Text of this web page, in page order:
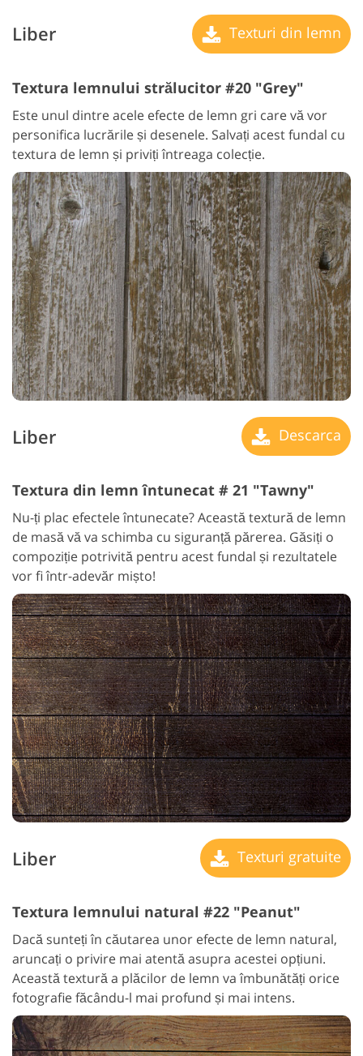
Liber Texturi din lemn
Textura lemnului strălucitor #20 "Grey"
Este unul dintre acele efecte de lemn gri care vă vor
personifica lucrările și desenele. Salvați acest fundal cu
textura de lemn și priviți întreaga colecție.
Liber Descarca
Textura din lemn întunecat # 21 "Tawny"
Nu-ți plac efectele întunecate? Această textură de lemn
de masă vă va schimba cu siguranță părerea. Găsiți o
compoziție potrivită pentru acest fundal și rezultatele
vor fi într-adevăr mișto!
Liber Texturi gratuite
Textura lemnului natural #22 "Peanut"
Dacă sunteți în căutarea unor efecte de lemn natural,
aruncați o privire mai atentă asupra acestei opțiuni.
Această textură a plăcilor de lemn va îmbunătăți orice
fotografie făcându-l mai profund și mai intens.